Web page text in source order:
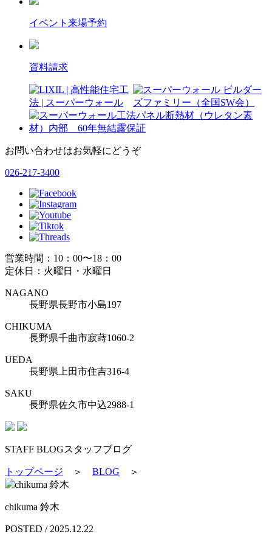
イベント来場予約
資料請求
お問い合わせはお気軽にどうぞ
026-217-3400
営業時間：10：00〜18：00
定休日：火曜日・水曜日
NAGANO
長野県長野市小島197
CHIKUMA
長野県千曲市寂蒔1060-2
UEDA
長野県上田市住吉316-4
SAKU
長野県佐久市中込2988-1
STAFF BLOGスタッフブログ
トップページ ＞ BLOG ＞
chikuma 鈴木
POSTED / 2025.12.22